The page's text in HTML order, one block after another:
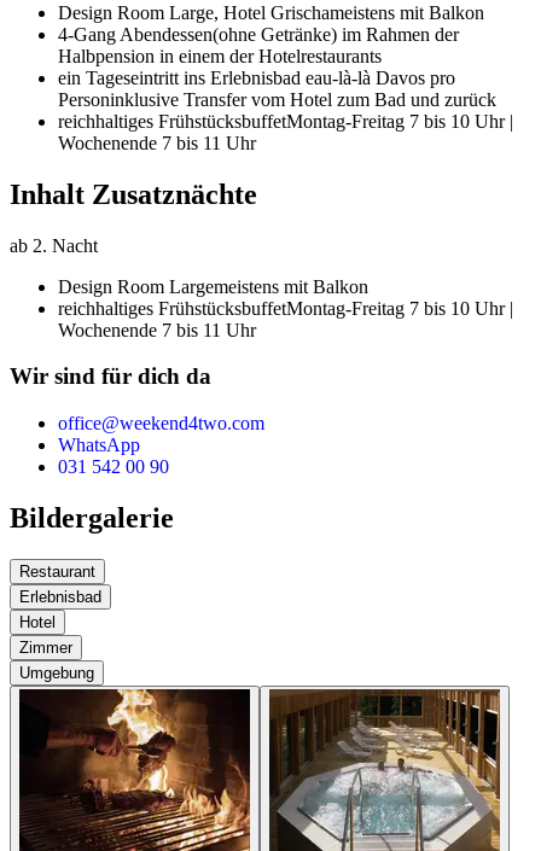
Design Room Large, Hotel Grischameistens mit Balkon
4-Gang Abendessen(ohne Getränke) im Rahmen der
Halbpension in einem der Hotelrestaurants
ein Tageseintritt ins Erlebnisbad eau-là-là Davos pro
Personinklusive Transfer vom Hotel zum Bad und zurück
reichhaltiges FrühstücksbuffetMontag-Freitag 7 bis 10 Uhr |
Wochenende 7 bis 11 Uhr
Inhalt Zusatznächte
ab 2. Nacht
Design Room Largemeistens mit Balkon
reichhaltiges FrühstücksbuffetMontag-Freitag 7 bis 10 Uhr |
Wochenende 7 bis 11 Uhr
Wir sind für dich da
office@weekend4two.com
WhatsApp
031 542 00 90
Bildergalerie
Restaurant
Erlebnisbad
Hotel
Zimmer
Umgebung